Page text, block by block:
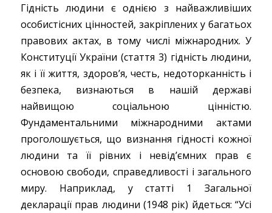
Гідність людини є однією з найважливіших
особистісних цінностей, закріплених у багатьох
правових актах, в тому числі міжнародних. У
Конституції України (стаття 3) гідність людини,
як і її життя, здоров’я, честь, недоторканність і
безпека, визнаються в нашій державі
найвищою соціальною цінністю.
Фундаментальними міжнародними актами
проголошується, що визнання гідності кожної
людини та її рівних і невід’ємних прав є
основою свободи, справедливості і загального
миру. Наприклад, у статті 1 Загальної
декларації прав людини (1948 рік) йдеться: “Усі